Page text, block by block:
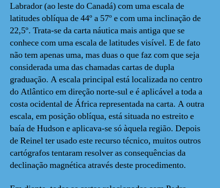
Labrador (ao leste do Canadá) com uma escala de
latitudes oblíqua de 44º a 57º e com uma inclinação de
22,5º. Trata-se da carta náutica mais antiga que se
conhece com uma escala de latitudes visível. E de fato
não tem apenas uma, mas duas o que faz com que seja
considerada uma das chamadas cartas de dupla
graduação. A escala principal está localizada no centro
do Atlântico em direção norte-sul e é aplicável a toda a
costa ocidental de África representada na carta. A outra
escala, em posição oblíqua, está situada no estreito e
baía de Hudson e aplicava-se só àquela região. Depois
de Reinel ter usado este recurso técnico, muitos outros
cartógrafos tentaram resolver as consequências da
declinação magnética através deste procedimento.